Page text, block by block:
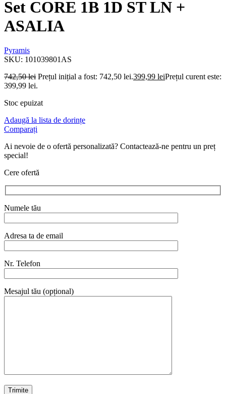
Set CORE 1B 1D ST LN +
ASALIA
Pyramis
SKU: 101039801AS
742,50lei Prețul inițial a fost: 742,50 lei.399,99 leiPrețul curent este:
399,99 lei.
Stoc epuizat
Adaugă la lista de dorințe
Comparați
Ai nevoie de o ofertă personalizată? Contactează-ne pentru un preț
special!
Cere ofertă
Numele tău
Adresa ta de email
Nr. Telefon
Mesajul tău (opțional)